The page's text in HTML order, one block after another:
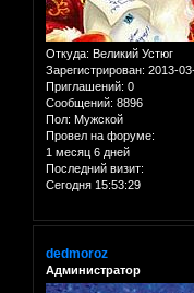
Откуда: Великий Устюг
Зарегистрирован: 2013-
Приглашений: 0
Сообщений: 8896
Пол: Мужской
Провел на форуме:
1 месяц 6 дней
Последний визит:
Сегодня 15:53:29
dedmoroz
Администратор